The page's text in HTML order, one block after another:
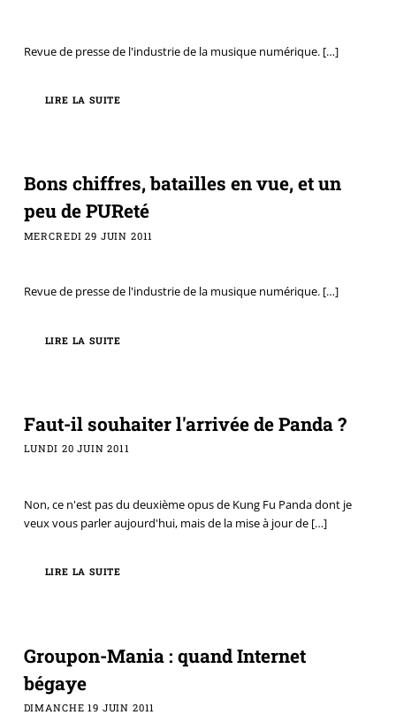
Revue de presse de l'industrie de la musique numérique.[…]
LIRE LA SUITE
Bons chiffres, batailles en vue, et un
peu de PUReté
MERCREDI 29 JUIN 2011
Revue de presse de l'industrie de la musique numérique.[…]
LIRE LA SUITE
Faut-il souhaiter l'arrivée de Panda ?
LUNDI 20 JUIN 2011
Non, ce n'est pas du deuxième opus de Kung Fu Panda dont je
veux vous parler aujourd'hui, mais de la mise à jour de[…]
LIRE LA SUITE
Groupon-Mania : quand Internet
bégaye
DIMANCHE 19 JUIN 2011